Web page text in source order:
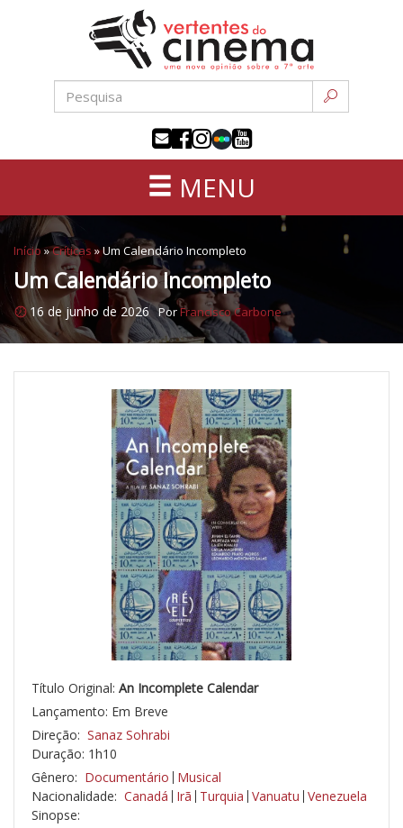
conteúdo
sétima
MENU
Início »Críticas »Um Calendário Incompleto
Um Calendário Incompleto
16 de junho de 2026 PorFrancisco Carbone
Título Original: An Incomplete Calendar
Lançamento: Em Breve
Direção: Sanaz Sohrabi
Duração: 1h10
Gênero: Documentário Musical
Nacionalidade: Canadá Irã Turquia Vanuatu Venezuela
Sinopse: